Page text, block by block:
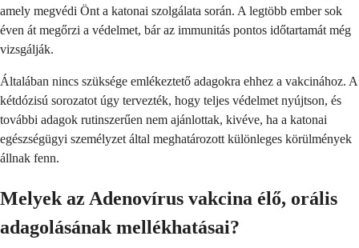
amely megvédi Önt a katonai szolgálata során. A legtöbb ember sok
éven át megőrzi a védelmet, bár az immunitás pontos időtartamát még
vizsgálják.
Általában nincs szüksége emlékeztető adagokra ehhez a vakcinához. A
kétdózisú sorozatot úgy tervezték, hogy teljes védelmet nyújtson, és
további adagok rutinszerűen nem ajánlottak, kivéve, ha a katonai
egészségügyi személyzet által meghatározott különleges körülmények
állnak fenn.
Melyek az Adenovírus vakcina élő, orális
adagolásának mellékhatásai?